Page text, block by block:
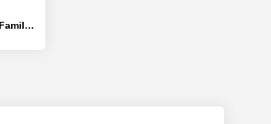
Mr Summer Car Driving Family - [Взлом/МОД Все открыто]